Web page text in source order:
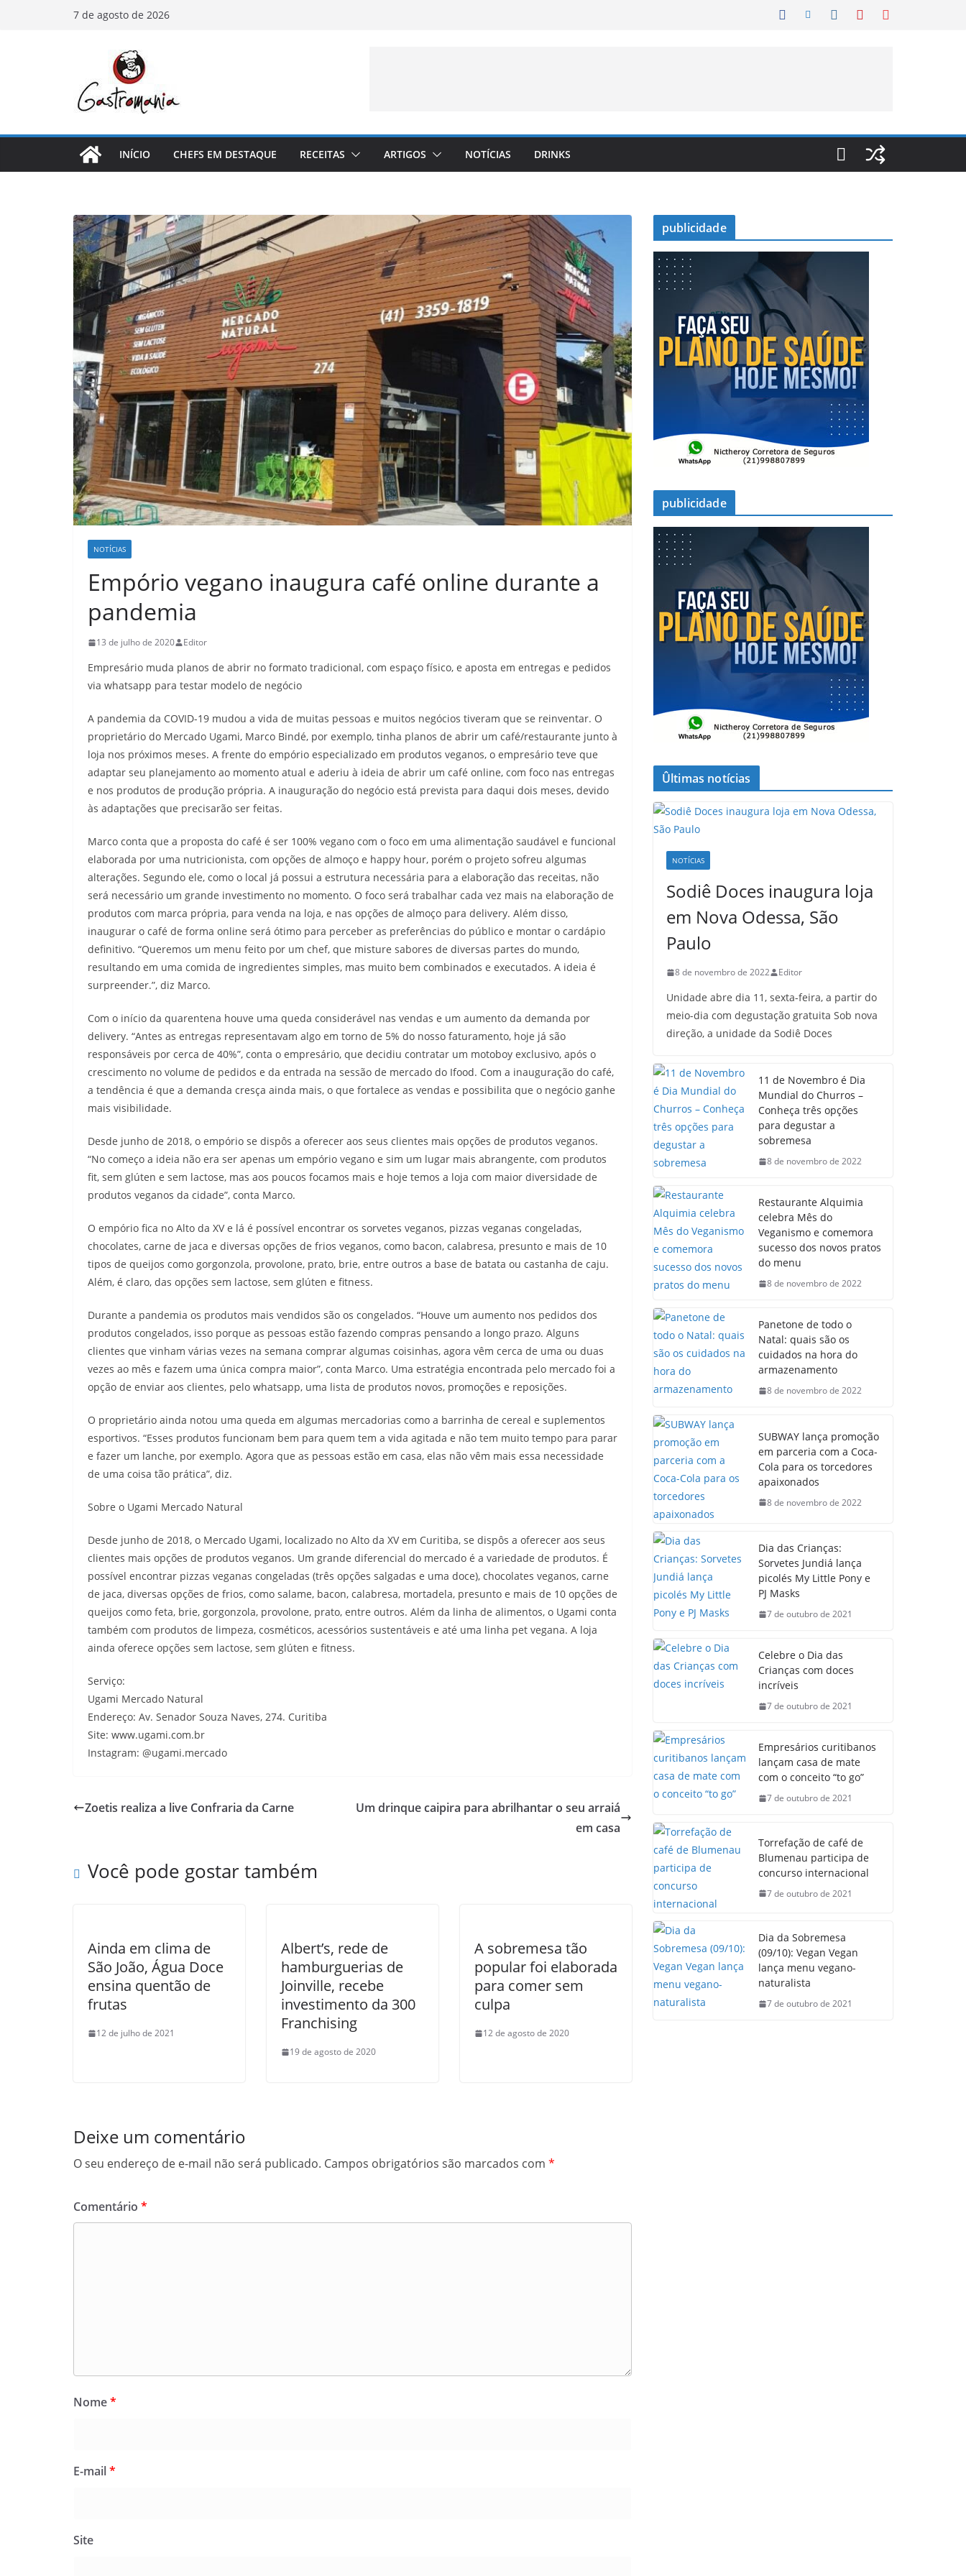
7 de agosto de 2026
INÍCIO CHEFS EM DESTAQUE RECEITAS ARTIGOS NOTÍCIAS DRINKS
NOTÍCIAS
Empório vegano inaugura café online durante a
pandemia
13 de julho de 2020 Editor
Empresário muda planos de abrir no formato tradicional, com espaço físico, e aposta em entregas e pedidos
via whatsapp para testar modelo de negócio
A pandemia da COVID-19 mudou a vida de muitas pessoas e muitos negócios tiveram que se reinventar. O
proprietário do Mercado Ugami, Marco Bindé, por exemplo, tinha planos de abrir um café/restaurante junto à
loja nos próximos meses. A frente do empório especializado em produtos veganos, o empresário teve que
adaptar seu planejamento ao momento atual e aderiu à ideia de abrir um café online, com foco nas entregas
e nos produtos de produção própria. A inauguração do negócio está prevista para daqui dois meses, devido
às adaptações que precisarão ser feitas.
Marco conta que a proposta do café é ser 100% vegano com o foco em uma alimentação saudável e funcional
elaborada por uma nutricionista, com opções de almoço e happy hour, porém o projeto sofreu algumas
alterações. Segundo ele, como o local já possui a estrutura necessária para a elaboração das receitas, não
será necessário um grande investimento no momento. O foco será trabalhar cada vez mais na elaboração de
produtos com marca própria, para venda na loja, e nas opções de almoço para delivery. Além disso,
inaugurar o café de forma online será ótimo para perceber as preferências do público e montar o cardápio
definitivo. “Queremos um menu feito por um chef, que misture sabores de diversas partes do mundo,
resultando em uma comida de ingredientes simples, mas muito bem combinados e executados. A ideia é
surpreender.”, diz Marco.
Com o início da quarentena houve uma queda considerável nas vendas e um aumento da demanda por
delivery. “Antes as entregas representavam algo em torno de 5% do nosso faturamento, hoje já são
responsáveis por cerca de 40%”, conta o empresário, que decidiu contratar um motoboy exclusivo, após o
crescimento no volume de pedidos e da entrada na sessão de mercado do Ifood. Com a inauguração do café,
a tendência é que a demanda cresça ainda mais, o que fortalece as vendas e possibilita que o negócio ganhe
mais visibilidade.
Desde junho de 2018, o empório se dispôs a oferecer aos seus clientes mais opções de produtos veganos.
“No começo a ideia não era ser apenas um empório vegano e sim um lugar mais abrangente, com produtos
fit, sem glúten e sem lactose, mas aos poucos focamos mais e hoje temos a loja com maior diversidade de
produtos veganos da cidade”, conta Marco.
O empório fica no Alto da XV e lá é possível encontrar os sorvetes veganos, pizzas veganas congeladas,
chocolates, carne de jaca e diversas opções de frios veganos, como bacon, calabresa, presunto e mais de 10
tipos de queijos como gorgonzola, provolone, prato, brie, entre outros a base de batata ou castanha de caju.
Além, é claro, das opções sem lactose, sem glúten e fitness.
Durante a pandemia os produtos mais vendidos são os congelados. “Houve um aumento nos pedidos dos
produtos congelados, isso porque as pessoas estão fazendo compras pensando a longo prazo. Alguns
clientes que vinham várias vezes na semana comprar algumas coisinhas, agora vêm cerca de uma ou duas
vezes ao mês e fazem uma única compra maior”, conta Marco. Uma estratégia encontrada pelo mercado foi a
opção de enviar aos clientes, pelo whatsapp, uma lista de produtos novos, promoções e reposições.
O proprietário ainda notou uma queda em algumas mercadorias como a barrinha de cereal e suplementos
esportivos. “Esses produtos funcionam bem para quem tem a vida agitada e não tem muito tempo para parar
e fazer um lanche, por exemplo. Agora que as pessoas estão em casa, elas não vêm mais essa necessidade
de uma coisa tão prática”, diz.
Sobre o Ugami Mercado Natural
Desde junho de 2018, o Mercado Ugami, localizado no Alto da XV em Curitiba, se dispôs a oferecer aos seus
clientes mais opções de produtos veganos. Um grande diferencial do mercado é a variedade de produtos. É
possível encontrar pizzas veganas congeladas (três opções salgadas e uma doce), chocolates veganos, carne
de jaca, diversas opções de frios, como salame, bacon, calabresa, mortadela, presunto e mais de 10 opções de
queijos como feta, brie, gorgonzola, provolone, prato, entre outros. Além da linha de alimentos, o Ugami conta
também com produtos de limpeza, cosméticos, acessórios sustentáveis e até uma linha pet vegana. A loja
ainda oferece opções sem lactose, sem glúten e fitness.
Serviço:
Ugami Mercado Natural
Endereço: Av. Senador Souza Naves, 274. Curitiba
Site: www.ugami.com.br
Instagram: @ugami.mercado
Zoetis realiza a live Confraria da Carne
Um drinque caipira para abrilhantar o seu arraiá
em casa
Você pode gostar também
Ainda em clima de
São João, Água Doce
ensina quentão de
frutas
12 de julho de 2021
Albert’s, rede de
hamburguerias de
Joinville, recebe
investimento da 300
Franchising
19 de agosto de 2020
A sobremesa tão
popular foi elaborada
para comer sem
culpa
12 de agosto de 2020
Deixe um comentário
O seu endereço de e-mail não será publicado. Campos obrigatórios são marcados com *
Comentário *
Nome*
E-mail*
Site
publicidade
publicidade
Ûltimas notícias
NOTÍCIAS
Sodiê Doces inaugura loja
em Nova Odessa, São
Paulo
8 de novembro de 2022 Editor
Unidade abre dia 11, sexta-feira, a partir do
meio-dia com degustação gratuita Sob nova
direção, a unidade da Sodiê Doces
11 de Novembro é Dia
Mundial do Churros –
Conheça três opções
para degustar a
sobremesa
8 de novembro de 2022
Restaurante Alquimia
celebra Mês do
Veganismo e comemora
sucesso dos novos pratos
do menu
8 de novembro de 2022
Panetone de todo o
Natal: quais são os
cuidados na hora do
armazenamento
8 de novembro de 2022
SUBWAY lança promoção
em parceria com a Coca-
Cola para os torcedores
apaixonados
8 de novembro de 2022
Dia das Crianças:
Sorvetes Jundiá lança
picolés My Little Pony e
PJ Masks
7 de outubro de 2021
Celebre o Dia das
Crianças com doces
incríveis
7 de outubro de 2021
Empresários curitibanos
lançam casa de mate
com o conceito “to go”
7 de outubro de 2021
Torrefação de café de
Blumenau participa de
concurso internacional
7 de outubro de 2021
Dia da Sobremesa
(09/10): Vegan Vegan
lança menu vegano-
naturalista
7 de outubro de 2021